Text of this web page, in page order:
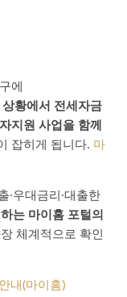
에
상황에서 전세자금
지원 사업을 함께
잡히게 됩니다. 마
·우대금리·대출한
는 마이홈 포털의
체계적으로 확인
내(마이홈)